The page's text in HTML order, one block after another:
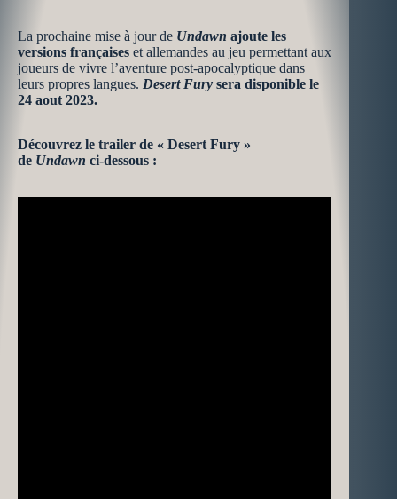
La prochaine mise à jour de Undawn ajoute les
versions françaises et allemandes au jeu permettant aux
joueurs de vivre l’aventure post-apocalyptique dans
leurs propres langues. Desert Fury sera disponible le
24 aout 2023.
Découvrez le trailer de « Desert Fury »
de Undawn ci-dessous :